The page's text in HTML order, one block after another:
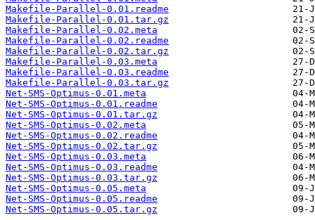
Makefile-Parallel-0.01.readme
Makefile-Parallel-0.01.tar.gz
Makefile-Parallel-0.02.meta
Makefile-Parallel-0.02.readme
Makefile-Parallel-0.02.tar.gz
Makefile-Parallel-0.03.meta
Makefile-Parallel-0.03.readme
Makefile-Parallel-0.03.tar.gz
Net-SMS-Optimus-0.01.meta
Net-SMS-Optimus-0.01.readme
Net-SMS-Optimus-0.01.tar.gz
Net-SMS-Optimus-0.02.meta
Net-SMS-Optimus-0.02.readme
Net-SMS-Optimus-0.02.tar.gz
Net-SMS-Optimus-0.03.meta
Net-SMS-Optimus-0.03.readme
Net-SMS-Optimus-0.03.tar.gz
Net-SMS-Optimus-0.05.meta
Net-SMS-Optimus-0.05.readme
Net-SMS-Optimus-0.05.tar.gz